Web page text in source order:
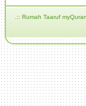
.:: Rumah Taaruf